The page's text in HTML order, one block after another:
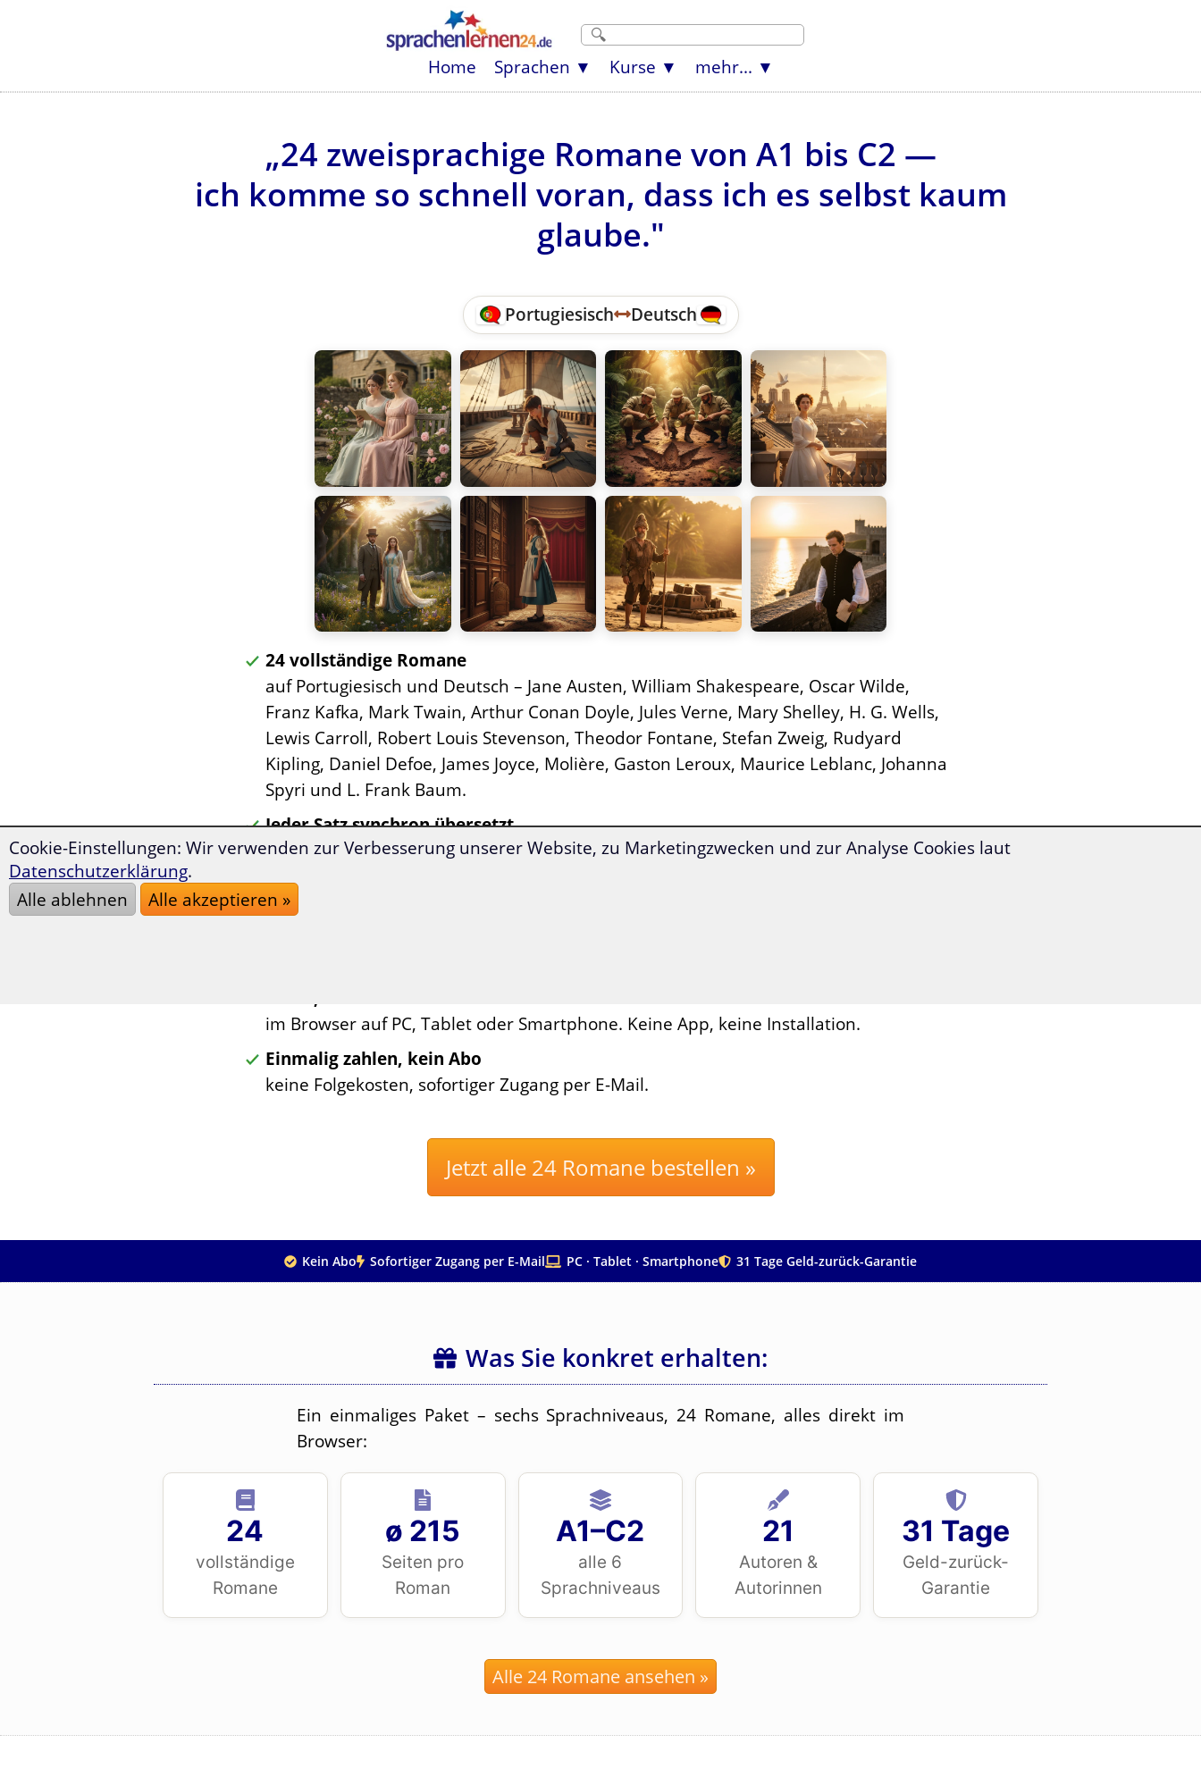
Home Sprachen Kurse mehr...
„24 zweisprachige Romane von A1 bis C2 —
ich komme so schnell voran, dass ich es selbst kaum
glaube."
Portugiesisch Deutsch
24 vollständige Romane
auf Portugiesisch und Deutsch – Jane Austen, William Shakespeare, Oscar Wilde,
Franz Kafka, Mark Twain, Arthur Conan Doyle, Jules Verne, Mary Shelley, H. G. Wells,
Lewis Carroll, Robert Louis Stevenson, Theodor Fontane, Stefan Zweig, Rudyard
Kipling, Daniel Defoe, James Joyce, Molière, Gaston Leroux, Maurice Leblanc, Johanna
Spyri und L. Frank Baum.
Jeder Satz synchron übersetzt
Portugiesisch oder Deutsch ein- und ausblenden oder Übersetzung erst auf Tipp
Neugeschrieben in moderner Sprache
im Browser auf PC, Tablet oder Smartphone. Keine App, keine Installation.
Einmalig zahlen, kein Abo
keine Folgekosten, sofortiger Zugang per E-Mail.
Jetzt alle 24 Romane bestellen »
Kein Abo Sofortiger Zugang per E-Mail PC · Tablet · Smartphone 31 Tage Geld-zurück-Garantie
Was Sie konkret erhalten:
Ein einmaliges Paket – sechs Sprachniveaus, 24 Romane, alles direkt im
Browser:
24
vollständige
Romane
ø 215
Seiten pro
Roman
A1–C2
alle 6
Sprachniveaus
21
Autoren &
Autorinnen
31 Tage
Geld-zurück-
Garantie
Alle 24 Romane ansehen »
Cookie-Einstellungen: Wir verwenden zur Verbesserung unserer Website, zu Marketingzwecken und zur Analyse Cookies laut
Datenschutzerklärung.
Alle ablehnen
Alle akzeptieren »